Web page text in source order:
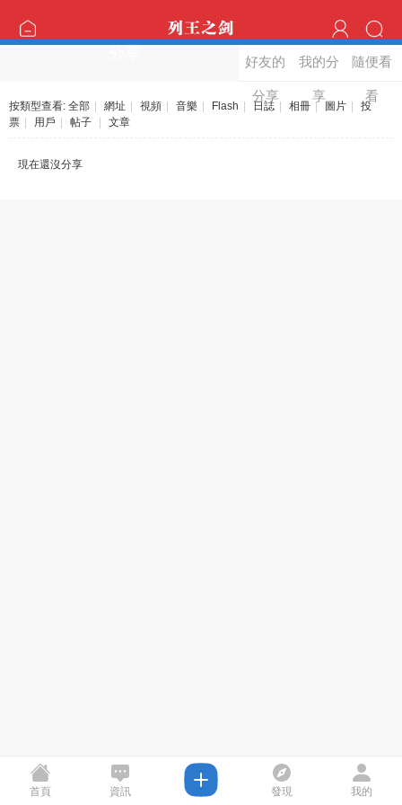
好友的
分享
我的分
享
隨便看
看
按類型查看: 全部 網址 視頻 音樂 Flash 日誌 相冊 | 圖片
投
票
用戶 帖子 文章
現在還沒分享
首頁 資訊 發現 我的